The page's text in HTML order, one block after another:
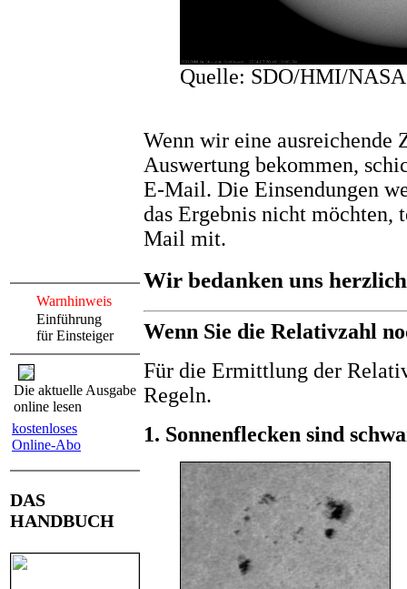
Warnhinweis
Einführung
für Einsteiger
Die aktuelle Ausgabe
online lesen
kostenloses
Online-Abo
DAS
HANDBUCH
Quelle: SDO/HMI/NASA
Wenn wir eine ausreichende
Auswertung bekommen,
E-Mail. Die Einsendungen
das Ergebnis nicht möchten,
Mail mit.
Wir bedanken uns
Wenn Sie die Relativzahl
Für die Ermittlung der
Regeln.
1. Sonnenflecken sind